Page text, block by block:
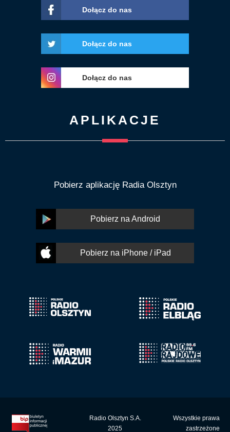
Dołącz do nas
Dołącz do nas
Dołącz do nas
APLIKACJE
Pobierz aplikację Radia Olsztyn
Pobierz na Android
Pobierz na iPhone / iPad
Radio Olsztyn S.A.
2025
Wszystkie prawa
zastrzeżone